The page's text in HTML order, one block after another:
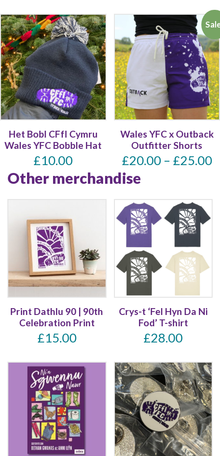
Het Bobl CFfI Cymru
Wales YFC Bobble Hat
£10.00
Wales YFC x Outback
Outfitter Shorts
£20.00– £25.00
Other merchandise
Print Dathlu 90 | 90th
Celebration Print
£15.00
Crys-t ‘Fel Hyn Da Ni
Fod’ T-shirt
£28.00